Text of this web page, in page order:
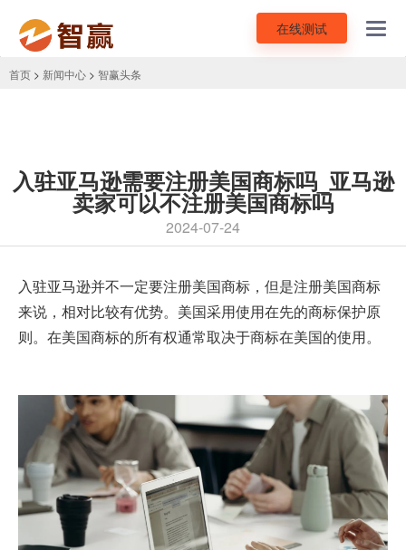
在线测试
首页 > 新闻中心 > 智赢头条
入驻亚马逊需要注册美国商标吗_亚马逊
卖家可以不注册美国商标吗
2024-07-24
入驻亚马逊并不一定要注册美国商标 ，但是注册美国商标
来说，相对比较有优势。美国采用使用在先的商标保护原
则。在美国商标的所有权通常取决于商标在美国的使用。